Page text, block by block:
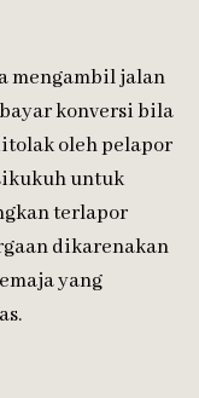
mengambil jalan
konversi bila
oleh pelapor
untuk
terlapor
dikarenakan
yang